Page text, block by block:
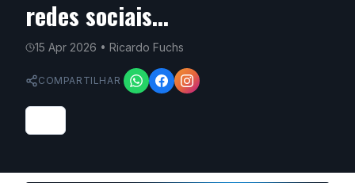
redes sociais...
15 Apr 2026 • Ricardo Fuchs
COMPARTILHAR